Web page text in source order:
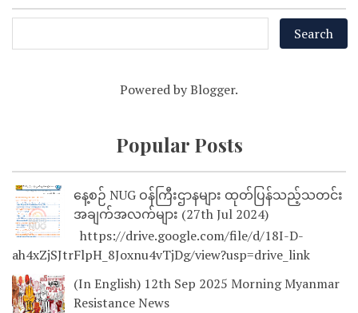
Powered byBlogger.
Popular Posts
နေ့စဉ် NUG ဝန်ကြီးဌာနများ ထုတ်ပြန်သည့်သတင်း
အချက်အလက်များ (27th Jul 2024)
https://drive.google.com/file/d/18I-D-
ah4xZjSJtrFlpH_8Joxnu4vTjDg/view?usp=drive_link
(In English) 12th Sep 2025 Morning Myanmar
Resistance News